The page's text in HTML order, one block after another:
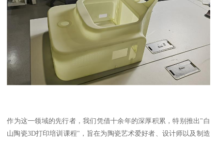
作为这一领域的先行者，我们凭借十余年的深厚积累，特别推出"白
山陶瓷3D打印培训课程"，旨在为陶瓷艺术爱好者、设计师以及制造